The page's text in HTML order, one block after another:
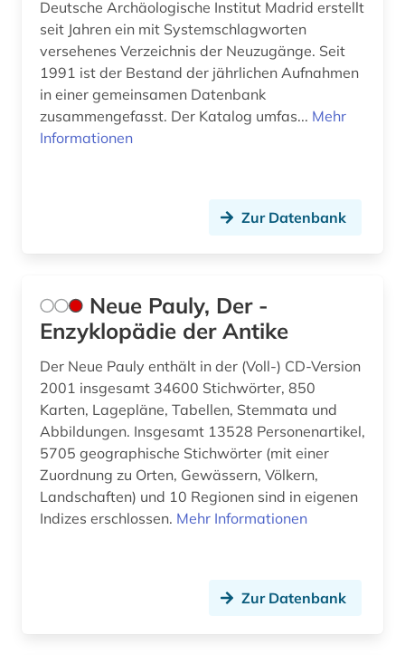
Deutsche Archäologische Institut Madrid erstellt
seit Jahren ein mit Systemschlagworten
versehenes Verzeichnis der Neuzugänge. Seit
1991 ist der Bestand der jährlichen Aufnahmen
in einer gemeinsamen Datenbank
zusammengefasst. Der Katalog umfas... Mehr
Informationen
Zur Datenbank
Neue Pauly, Der -
Enzyklopädie der Antike
Der Neue Pauly enthält in der (Voll-) CD-Version
2001 insgesamt 34600 Stichwörter, 850
Karten, Lagepläne, Tabellen, Stemmata und
Abbildungen. Insgesamt 13528 Personenartikel,
5705 geographische Stichwörter (mit einer
Zuordnung zu Orten, Gewässern, Völkern,
Landschaften) und 10 Regionen sind in eigenen
Indizes erschlossen. Mehr Informationen
Zur Datenbank